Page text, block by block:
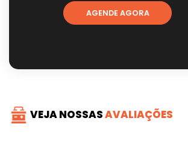
AGENDE AGORA
VEJA NOSSASAVALIAÇÕES